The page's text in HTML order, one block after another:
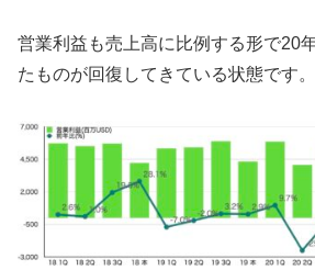
営業利益も売上高に比例する形で20
たものが回復してきている状態です。